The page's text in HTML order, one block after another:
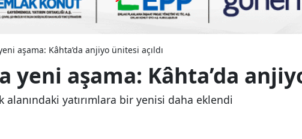
aşama: Kâhta’da anjiyo ünitesi açıldı
yeni aşama: Kâhta’da
alanındaki yatırımlara bir yenisi daha eklendi